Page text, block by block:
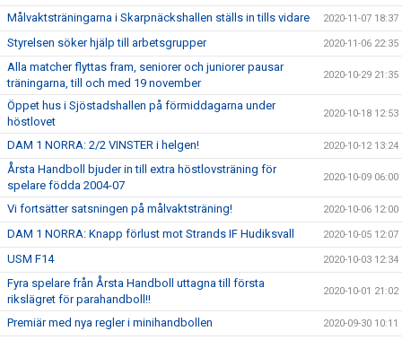
Målvaktsträningarna i Skarpnäckshallen ställs in tills vidare 2020-11-07 18:37
Styrelsen söker hjälp till arbetsgrupper 2020-11-06 22:35
Alla matcher flyttas fram, seniorer och juniorer pausar
träningarna, till och med 19 november
2020-10-29 21:35
Öppet hus i Sjöstadshallen på förmiddagarna under
höstlovet
2020-10-18 12:53
DAM 1 NORRA: 2/2 VINSTER i helgen! 2020-10-12 13:24
Årsta Handboll bjuder in till extra höstlovsträning för
spelare födda 2004-07
2020-10-09 06:00
Vi fortsätter satsningen på målvaktsträning! 2020-10-06 12:00
DAM 1 NORRA: Knapp förlust mot Strands IF Hudiksvall 2020-10-05 12:07
USM F14 2020-10-03 12:34
Fyra spelare från Årsta Handboll uttagna till första
rikslägret för parahandboll!!
2020-10-01 21:02
Premiär med nya regler i minihandbollen 2020-09-30 10:11